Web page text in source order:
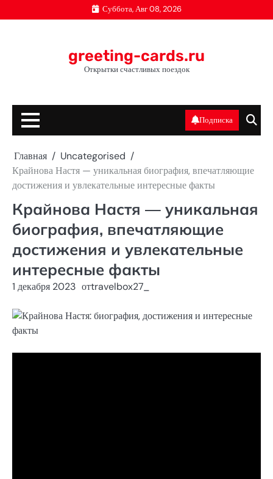
к
Суббота, Авг 08, 2026
greeting-cards.ru
Открытки счастливых поездок
Подписка
Главная
Uncategorised
Крайнова Настя — уникальная биография, впечатляющие
достижения и увлекательные интересные факты
Крайнова Настя — уникальная
биография, впечатляющие
достижения и увлекательные
интересные факты
1 декабря 2023 отtravelbox27_